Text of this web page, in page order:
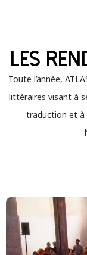
LEs
Toute l’année,
littéraires visant à
traduction et à